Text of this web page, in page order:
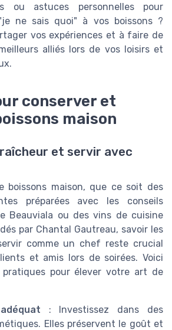
ou astuces personnelles pour
ne sais quoi" à vos boissons ?
vos expériences et à faire de
alliés lors de vos loisirs et
conserver et
maison
et servir avec
boissons maison, que ce soit des
préparées avec les conseils
Beauviala ou des vins de cuisine
par Chantal Gautreau, savoir les
comme un chef reste crucial
et amis lors de soirées. Voici
pratiques pour élever votre art de
: Investissez dans des
Elles préservent le goût et